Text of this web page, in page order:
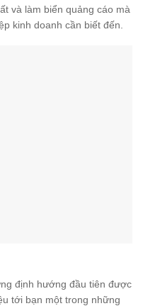
và làm biển quảng cáo mà
kinh doanh cần biết đến.
định hướng đầu tiên được
tới bạn một trong những